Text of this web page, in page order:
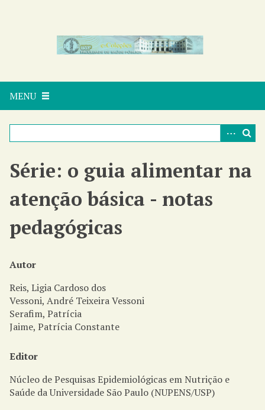
a
a
MENU
Série: o guia alimentar na
atenção básica - notas
pedagógicas
Autor
Reis, Ligia Cardoso dos
Vessoni, André Teixeira Vessoni
Serafim, Patrícia
Jaime, Patrícia Constante
Editor
Núcleo de Pesquisas Epidemiológicas em Nutrição e
Saúde da Universidade São Paulo (NUPENS/USP)